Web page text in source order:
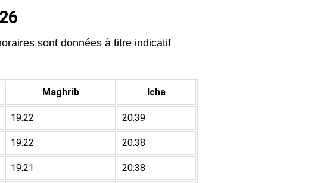
sont données à titre indicatif
Maghrib Icha
19:22 20:39
19:22 20:38
19:21 20:38